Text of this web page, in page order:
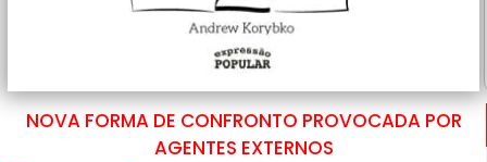
NOVA FORMA DE CONFRONTO PROVOCADA POR
AGENTES EXTERNOS